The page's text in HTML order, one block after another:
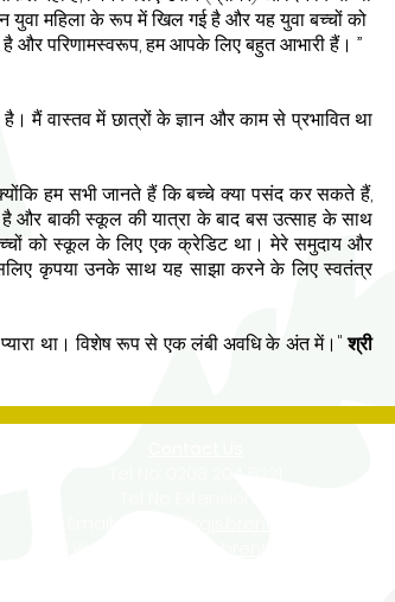
युवा महिला के रूप में खिल गई है और यह युवा बच्चों को
और परिणामस्वरूप, हम आपके लिए बहुत आभारी हैं। ”
मैं वास्तव में छात्रों के ज्ञान और काम से प्रभावित था
हम सभी जानते हैं कि बच्चे क्या पसंद कर सकते हैं,
और बाकी स्कूल की यात्रा के बाद बस उत्साह के साथ
को स्कूल के लिए एक क्रेडिट था। मेरे समुदाय और
कृपया उनके साथ यह साझा करने के लिए स्वतंत्र
प्यारा था। विशेष रूप से एक लंबी अवधि के अंत में।"श्री